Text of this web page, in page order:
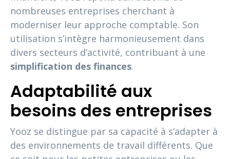
nombreuses entreprises cherchant à
moderniser leur approche comptable. Son
utilisation s’intègre harmonieusement dans
divers secteurs d’activité, contribuant à une
simplification des finances.
Adaptabilité aux
besoins des entreprises
Yooz se distingue par sa capacité à s’adapter à
des environnements de travail différents. Que